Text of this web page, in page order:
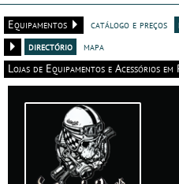
Equipamentos catálogo e preços
directório
mapa
Lojas de Equipamentos e Acessórios